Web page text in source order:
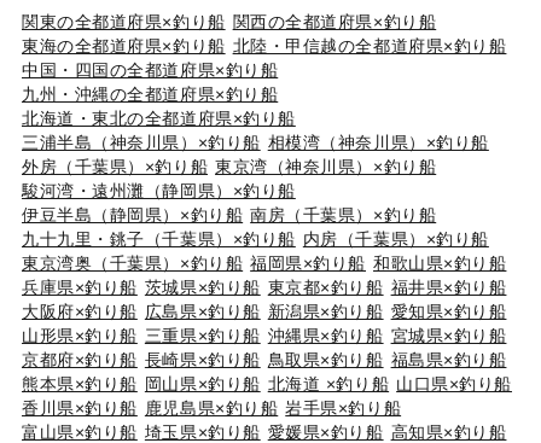
関東の全都道府県×釣り船 関西の全都道府県×釣り船
東海の全都道府県×釣り船 北陸・甲信越の全都道府県×釣り船
中国・四国の全都道府県×釣り船
九州・沖縄の全都道府県×釣り船
北海道・東北の全都道府県×釣り船
三浦半島（神奈川県）×釣り船 相模湾（神奈川県）×釣り船
外房（千葉県）×釣り船 東京湾（神奈川県）×釣り船
駿河湾・遠州灘（静岡県）×釣り船
伊豆半島（静岡県）×釣り船 南房（千葉県）×釣り船
九十九里・銚子（千葉県）×釣り船 内房（千葉県）×釣り船
東京湾奥（千葉県）×釣り船 福岡県×釣り船 和歌山県×釣り船
兵庫県×釣り船 茨城県×釣り船 東京都×釣り船 福井県×釣り船
大阪府×釣り船 広島県×釣り船 新潟県×釣り船 愛知県×釣り船
山形県×釣り船 三重県×釣り船 沖縄県×釣り船 宮城県×釣り船
京都府×釣り船 長崎県×釣り船 鳥取県×釣り船 福島県×釣り船
熊本県×釣り船 岡山県×釣り船 北海道 ×釣り船 山口県×釣り船
香川県×釣り船 鹿児島県×釣り船 岩手県×釣り船
富山県×釣り船 埼玉県×釣り船 愛媛県×釣り船 高知県×釣り船